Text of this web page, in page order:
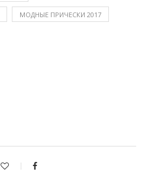
МОДНЫЕ ПРИЧЕСКИ 2017